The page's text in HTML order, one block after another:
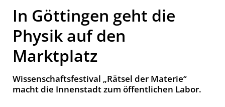
In Göttingen geht die
Physik auf den
Marktplatz
Wissenschaftsfestival „Rätsel der Materie“
macht die Innenstadt zum öffentlichen Labor.